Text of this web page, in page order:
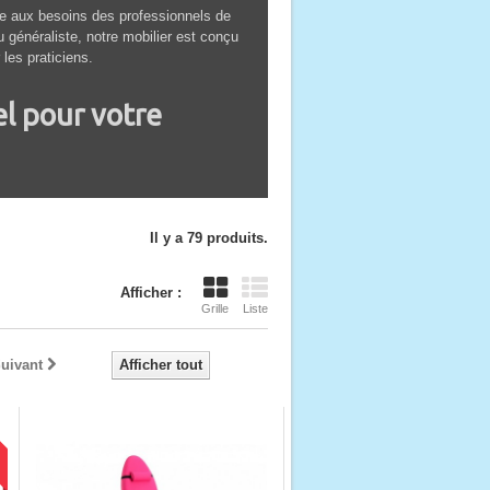
aux besoins des professionnels de
généraliste, notre mobilier est conçu
les praticiens.
pour votre
aux normes
Il y a 79 produits.
Afficher :
Grille Liste
Afficher tout